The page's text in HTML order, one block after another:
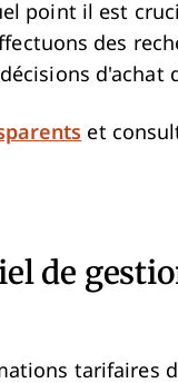
point il est
des
d'achat
et
de
tarifaires